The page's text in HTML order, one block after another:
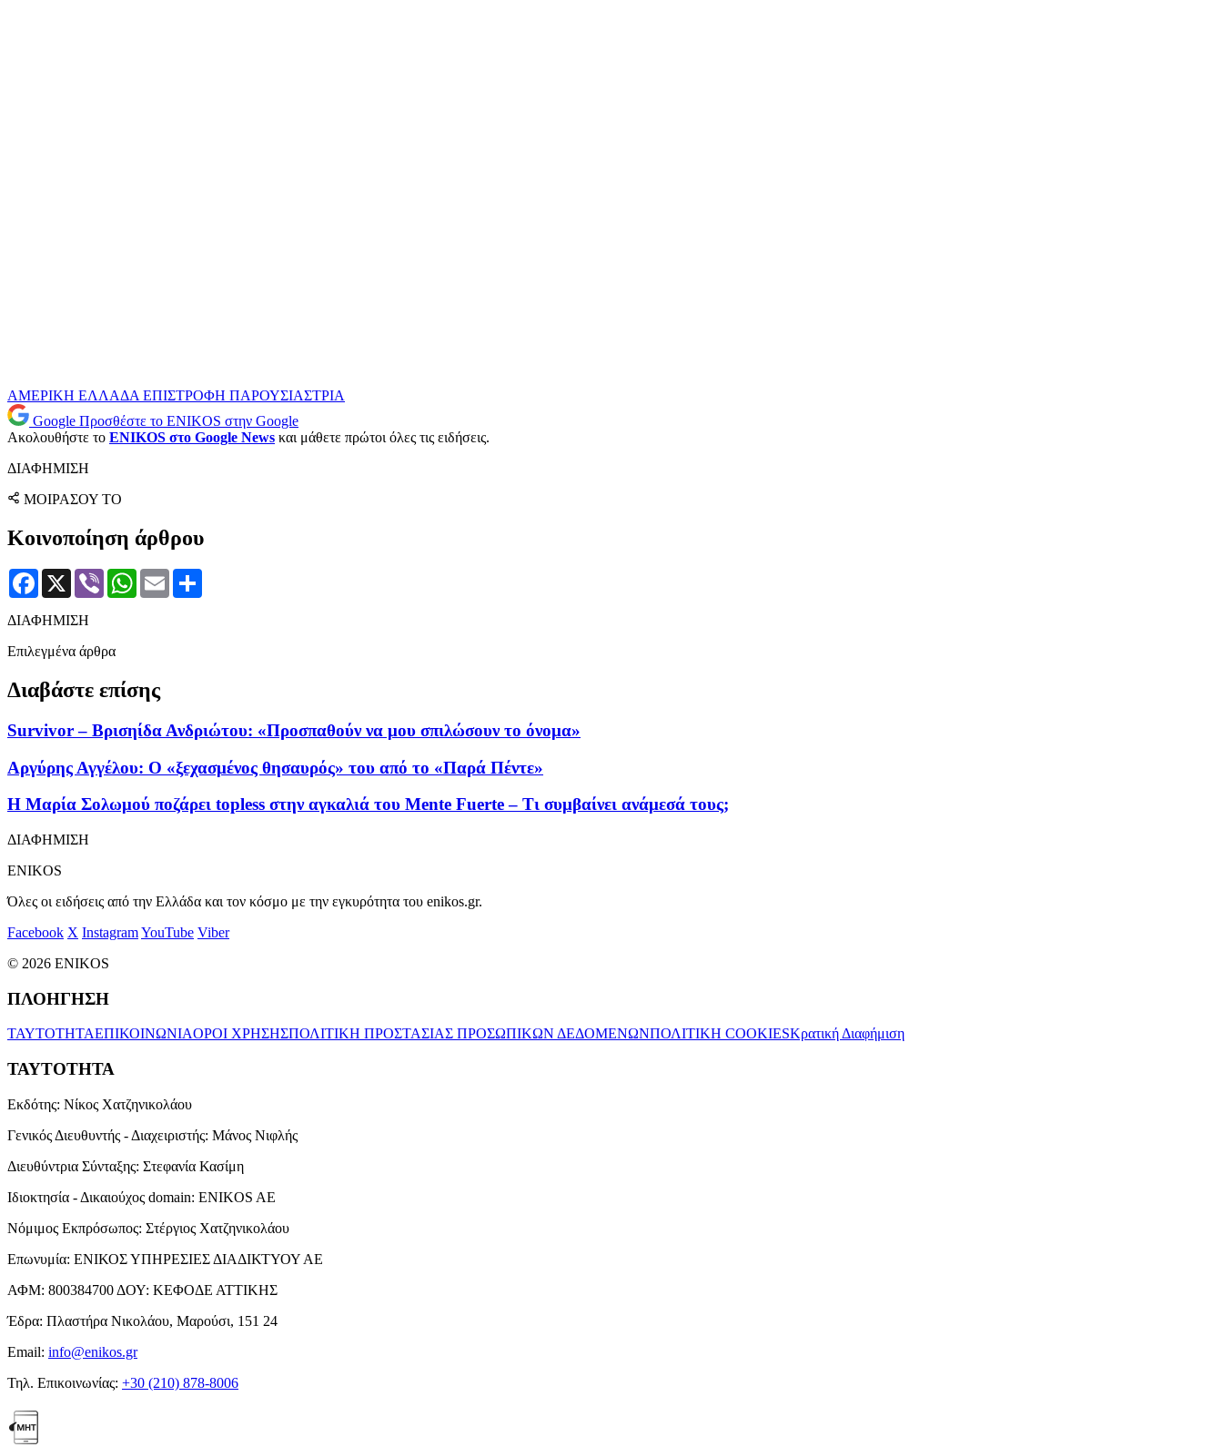
ΑΜΕΡΙΚΗ ΕΛΛΑΔΑ ΕΠΙΣΤΡΟΦΗ ΠΑΡΟΥΣΙΑΣΤΡΙΑ
Google Προσθέστε το ENIKOS στην Google
Ακολουθήστε το ENIKOS στο Google News και μάθετε πρώτοι όλες τις ειδήσεις.
ΔΙΑΦΗΜΙΣΗ
ΜΟΙΡΑΣΟΥ ΤΟ
Κοινοποίηση άρθρου
Facebook
X Viber WhatsApp
Email
ΔΙΑΦΗΜΙΣΗ
Επιλεγμένα άρθρα
Διαβάστε επίσης
Survivor – Βρισηίδα Ανδριώτου: «Προσπαθούν να μου σπιλώσουν το όνομα»
Αργύρης Αγγέλου: Ο «ξεχασμένος θησαυρός» του από το «Παρά Πέντε»
Η Μαρία Σολωμού ποζάρει topless στην αγκαλιά του Mente Fuerte – Τι συμβαίνει ανάμεσά τους;
ΔΙΑΦΗΜΙΣΗ
ENIKOS
Όλες οι ειδήσεις από την Ελλάδα και τον κόσμο με την εγκυρότητα του enikos.gr.
Facebook X InstagramYouTube Viber
© 2026 ENIKOS
ΠΛΟΗΓΗΣΗ
ΤΑΥΤΟΤΗΤΑΕΠΙΚΟΙΝΩΝΙΑΟΡΟΙ ΧΡΗΣΗΣΠΟΛΙΤΙΚΗ ΠΡΟΣΤΑΣΙΑΣ ΠΡΟΣΩΠΙΚΩΝ ΔΕΔΟΜΕΝΩΝΠΟΛΙΤΙΚΗ COOKIESΚρατική Διαφήμιση
ΤΑΥΤΟΤΗΤΑ
Εκδότης: Νίκος Χατζηνικολάου
Γενικός Διευθυντής - Διαχειριστής: Μάνος Νιφλής
Διευθύντρια Σύνταξης: Στεφανία Κασίμη
Ιδιοκτησία - Δικαιούχος domain: ENIKOS AE
Νόμιμος Εκπρόσωπος: Στέργιος Χατζηνικολάου
Επωνυμία: ΕΝΙΚΟΣ ΥΠΗΡΕΣΙΕΣ ΔΙΑΔΙΚΤΥΟΥ ΑΕ
ΑΦΜ: 800384700 ΔΟΥ: ΚΕΦΟΔΕ ΑΤΤΙΚΗΣ
Έδρα: Πλαστήρα Νικολάου, Μαρούσι, 151 24
Email: info@enikos.gr
Τηλ. Επικοινωνίας: +30 (210) 878-8006